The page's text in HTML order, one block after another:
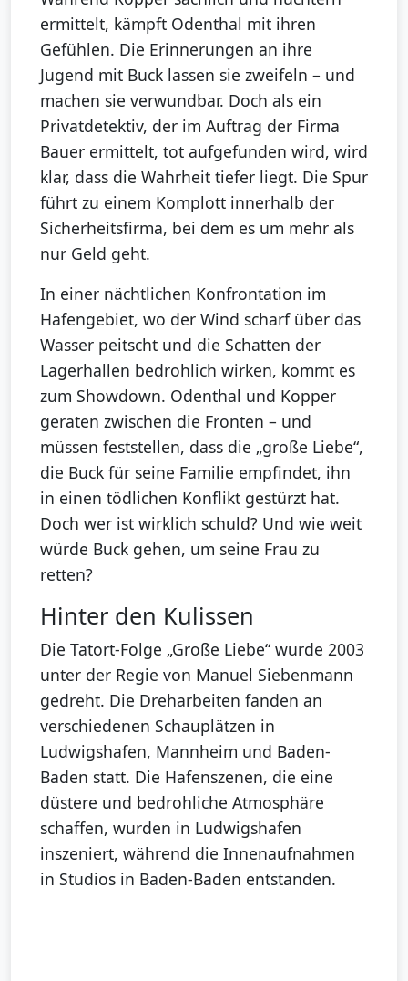
ermittelt, kämpft Odenthal mit ihren
Gefühlen. Die Erinnerungen an ihre
Jugend mit Buck lassen sie zweifeln – und
machen sie verwundbar. Doch als ein
Privatdetektiv, der im Auftrag der Firma
Bauer ermittelt, tot aufgefunden wird, wird
klar, dass die Wahrheit tiefer liegt. Die Spur
führt zu einem Komplott innerhalb der
Sicherheitsfirma, bei dem es um mehr als
nur Geld geht.
In einer nächtlichen Konfrontation im
Hafengebiet, wo der Wind scharf über das
Wasser peitscht und die Schatten der
Lagerhallen bedrohlich wirken, kommt es
zum Showdown. Odenthal und Kopper
geraten zwischen die Fronten – und
müssen feststellen, dass die „große Liebe“,
die Buck für seine Familie empfindet, ihn
in einen tödlichen Konflikt gestürzt hat.
Doch wer ist wirklich schuld? Und wie weit
würde Buck gehen, um seine Frau zu
retten?
Hinter den Kulissen
Die Tatort-Folge „Große Liebe“ wurde 2003
unter der Regie von Manuel Siebenmann
gedreht. Die Dreharbeiten fanden an
verschiedenen Schauplätzen in
Ludwigshafen, Mannheim und Baden-
Baden statt. Die Hafenszenen, die eine
düstere und bedrohliche Atmosphäre
schaffen, wurden in Ludwigshafen
inszeniert, während die Innenaufnahmen
in Studios in Baden-Baden entstanden.